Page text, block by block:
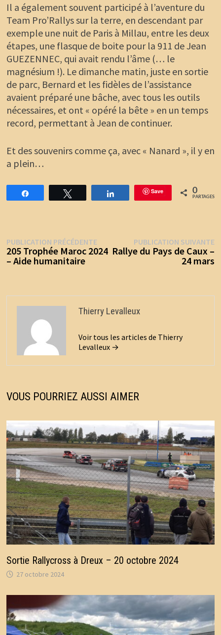
Il a également souvent participé à l’aventure du
Team Pro’Rallys sur la terre, en descendant par
exemple une nuit de Paris à Millau, entre les deux
étapes, une flasque de boite pour la 911 de Jean
GUEZENNEC, qui avait rendu l’âme (… le
magnésium !). Le dimanche matin, juste en sortie
de parc, Bernard et les fidèles de l’assistance
avaient préparé une bâche, avec tous les outils
nécessaires, et ont « opéré la bête » en un temps
record, permettant à Jean de continuer.
Et des souvenirs comme ça, avec « Nanard », il y en
a plein…
Partagez Save 0
PARTAGES
Navigation
de
PUBLICATION PRÉCÉDENTEPublication
précédente :
205 Trophée Maroc 2024
– Aide humanitaire
PUBLICATION SUIVANTE
Rallye du Pays de Caux –
24 mars
Thierry Levalleux
Voir tous les articles de Thierry
Levalleux →
VOUS POURRIEZ AUSSI AIMER
Sortie Rallycross à Dreux – 20 octobre 2024
27 octobre 2024